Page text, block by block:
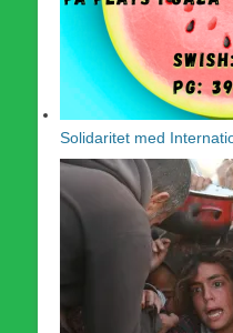
Solidaritet med